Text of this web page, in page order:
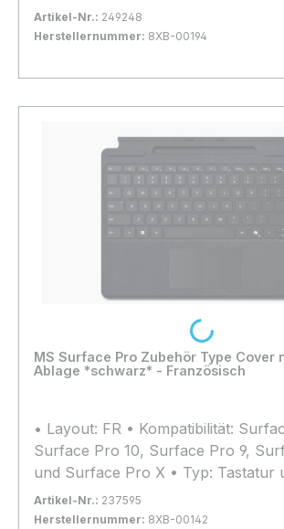
Schutzhülle
Artikel-Nr.: 249248
Herstellernummer: 8XB-00194
In den Warenkorb
MS Surface Pro Zubehör Type Cover
Ablage *schwarz* - Französisch
• Layout: FR • Kompatibilität:
Surface Pro 10, Surface Pro 9,
und Surface Pro X • Typ: Tastatur
Schutzhülle
Artikel-Nr.: 237595
Herstellernummer: 8XB-00142
Loading...